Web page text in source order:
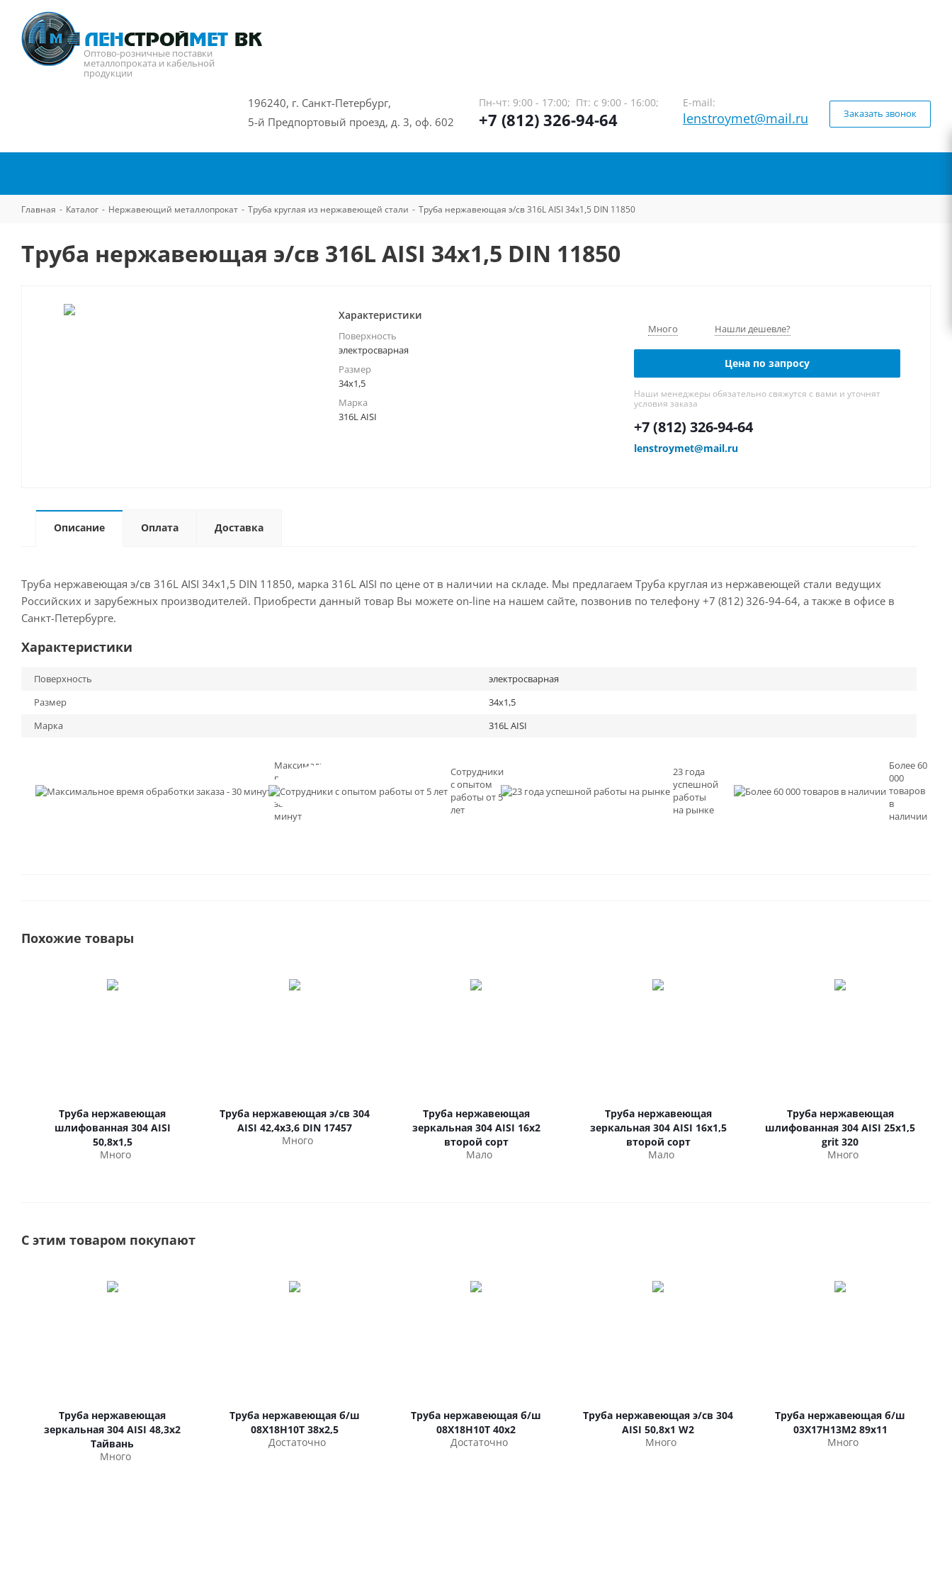
Оптово-розничные поставки
металлопроката и кабельной
продукции
196240, г. Санкт-Петербург,
5-й Предпортовый проезд, д. 3, оф. 602
Пн-чт: 9:00 - 17:00; Пт: с 9:00 - 16:00;
+7 (812) 326-94-64
E-mail:
lenstroymet@mail.ru Заказать звонок
Главная - Каталог - Нержавеющий металлопрокат - Труба круглая из нержавеющей стали - Труба нержавеющая э/св 316L AISI 34х1,5 DIN 11850
Труба нержавеющая э/св 316L AISI 34х1,5 DIN 11850
Характеристики
Поверхность
электросварная
Размер
34х1,5
Марка
316L AISI
Много Нашли дешевле?
Цена по запросу
Наши менеджеры обязательно свяжутся с вами и уточнят
условия заказа
+7 (812) 326-94-64
lenstroymet@mail.ru
Описание Оплата Доставка
Труба нержавеющая э/св 316L AISI 34х1,5 DIN 11850, марка 316L AISI по цене от в наличии на складе. Мы предлагаем Труба круглая из нержавеющей стали ведущих
Российских и зарубежных производителей. Приобрести данный товар Вы можете on-line на нашем сайте, позвонив по телефону +7 (812) 326-94-64, а также в офисе в
Санкт-Петербурге.
Характеристики
Поверхность
электросварная
Размер
34х1,5
Марка
316L AISI
Максимальное
время
обработки
заказа - 30
минут
Сотрудники
с опытом
работы от 5
лет
23 года
успешной
работы
на рынке
Более 60
000
товаров
в
наличии
Похожие товары
Труба нержавеющая
шлифованная 304 AISI
50,8х1,5
Много
Труба нержавеющая э/св 304
AISI 42,4х3,6 DIN 17457
Много
Труба нержавеющая
зеркальная 304 AISI 16х2
второй сорт
Мало
Труба нержавеющая
зеркальная 304 AISI 16х1,5
второй сорт
Мало
Труба нержавеющая
шлифованная 304 AISI 25х1,5
grit 320
Много
С этим товаром покупают
Труба нержавеющая
зеркальная 304 AISI 48,3х2
Тайвань
Много
Труба нержавеющая б/ш
08Х18Н10Т 38х2,5
Достаточно
Труба нержавеющая б/ш
08Х18Н10Т 40х2
Достаточно
Труба нержавеющая э/св 304
AISI 50,8х1 W2
Много
Труба нержавеющая б/ш
03Х17Н13М2 89х11
Много